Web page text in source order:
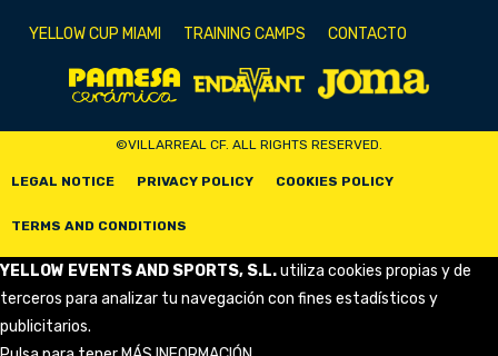
YELLOW CUP MIAMI TRAINING CAMPS CONTACTO
©VILLARREAL CF. ALL RIGHTS RESERVED.
LEGAL NOTICE PRIVACY POLICY COOKIES POLICY
TERMS AND CONDITIONS
YELLOW EVENTS AND SPORTS, S.L.utiliza cookies propias y de
terceros para analizar tu navegación con fines estadísticos y
publicitarios.